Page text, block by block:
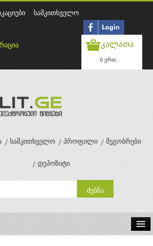
სამკითხველო
კალათა
0 ერთ.
სამკითხველო პროფილი მეგობრები
დეპოზიტი